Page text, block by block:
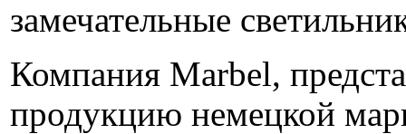
замечательные
Компания Marbel,
продукцию немецкой